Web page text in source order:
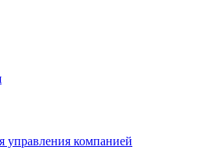
управления компанией